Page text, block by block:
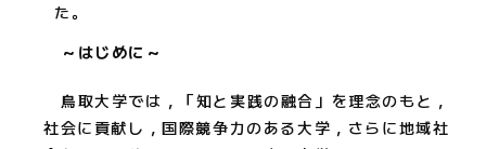
た。
～はじめに～
鳥取大学では，「知と実践の融合」を理念のもと，
社会に貢献し，国際競争力のある大学，さらに地域社